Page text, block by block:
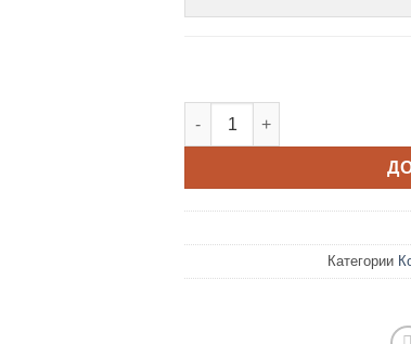
Сет-2 корпи за отпадоци 7+7
Категории